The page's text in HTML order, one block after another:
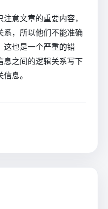
意文章的重要内容，
系，所以他们不能准确
这也是一个严重的错
息之间的逻辑关系写下
息。